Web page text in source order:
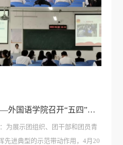
树典型学先进做榜样——外国语学院召开“五四”评选大会
为展示团组织、团干部和团员青
先进典型的示范带动作用，4月20